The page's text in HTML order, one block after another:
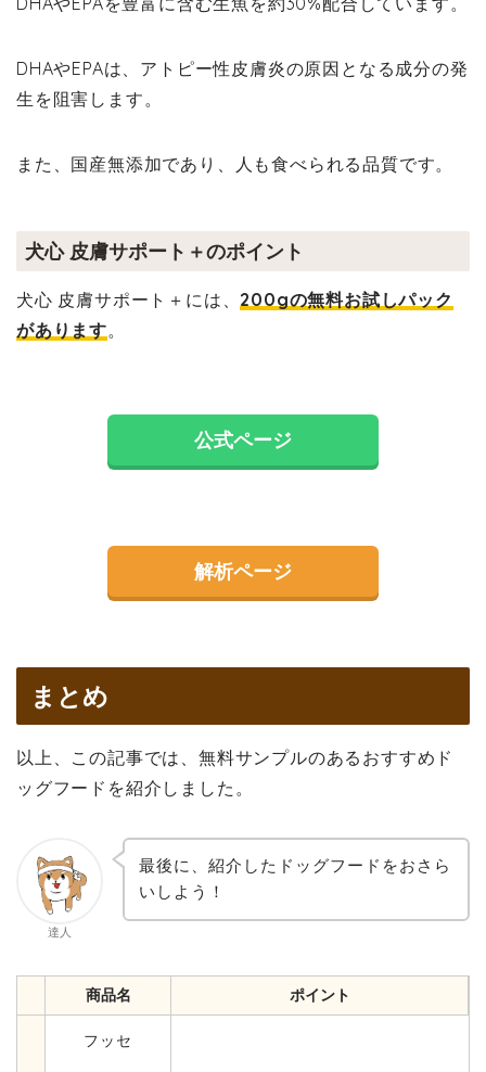
DHAやEPAは、アトピー性皮膚炎の原因となる成分の発
生を阻害します。
また、国産無添加であり、人も食べられる品質です。
犬心 皮膚サポート＋のポイント
犬心 皮膚サポート＋には、 200gの無料お試しパック
があります。
公式ページ
解析ページ
まとめ
以上、この記事では、無料サンプルのあるおすすめド
ッグフードを紹介しました。
達人
最後に、紹介したドッグフードをおさら
いしよう！
商品名 ポイント
フッセ